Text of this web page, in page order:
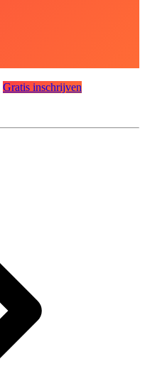
Gratis inschrijven